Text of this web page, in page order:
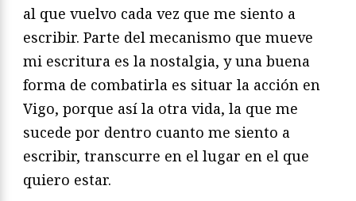
al que vuelvo cada vez que me siento a
escribir. Parte del mecanismo que mueve
mi escritura es la nostalgia, y una buena
forma de combatirla es situar la acción en
Vigo, porque así la otra vida, la que me
sucede por dentro cuanto me siento a
escribir, transcurre en el lugar en el que
quiero estar.